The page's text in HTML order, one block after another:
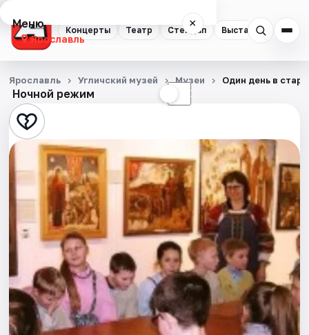
Концерты Театр Стендап Выставки
Меню ×
Ярославль
Концерты
Театр
Стендап
Выставки
Квесты
Экскурсии
События
Города
Ночной режим ☾
Ярославль Угличский музей Музеи Один день в